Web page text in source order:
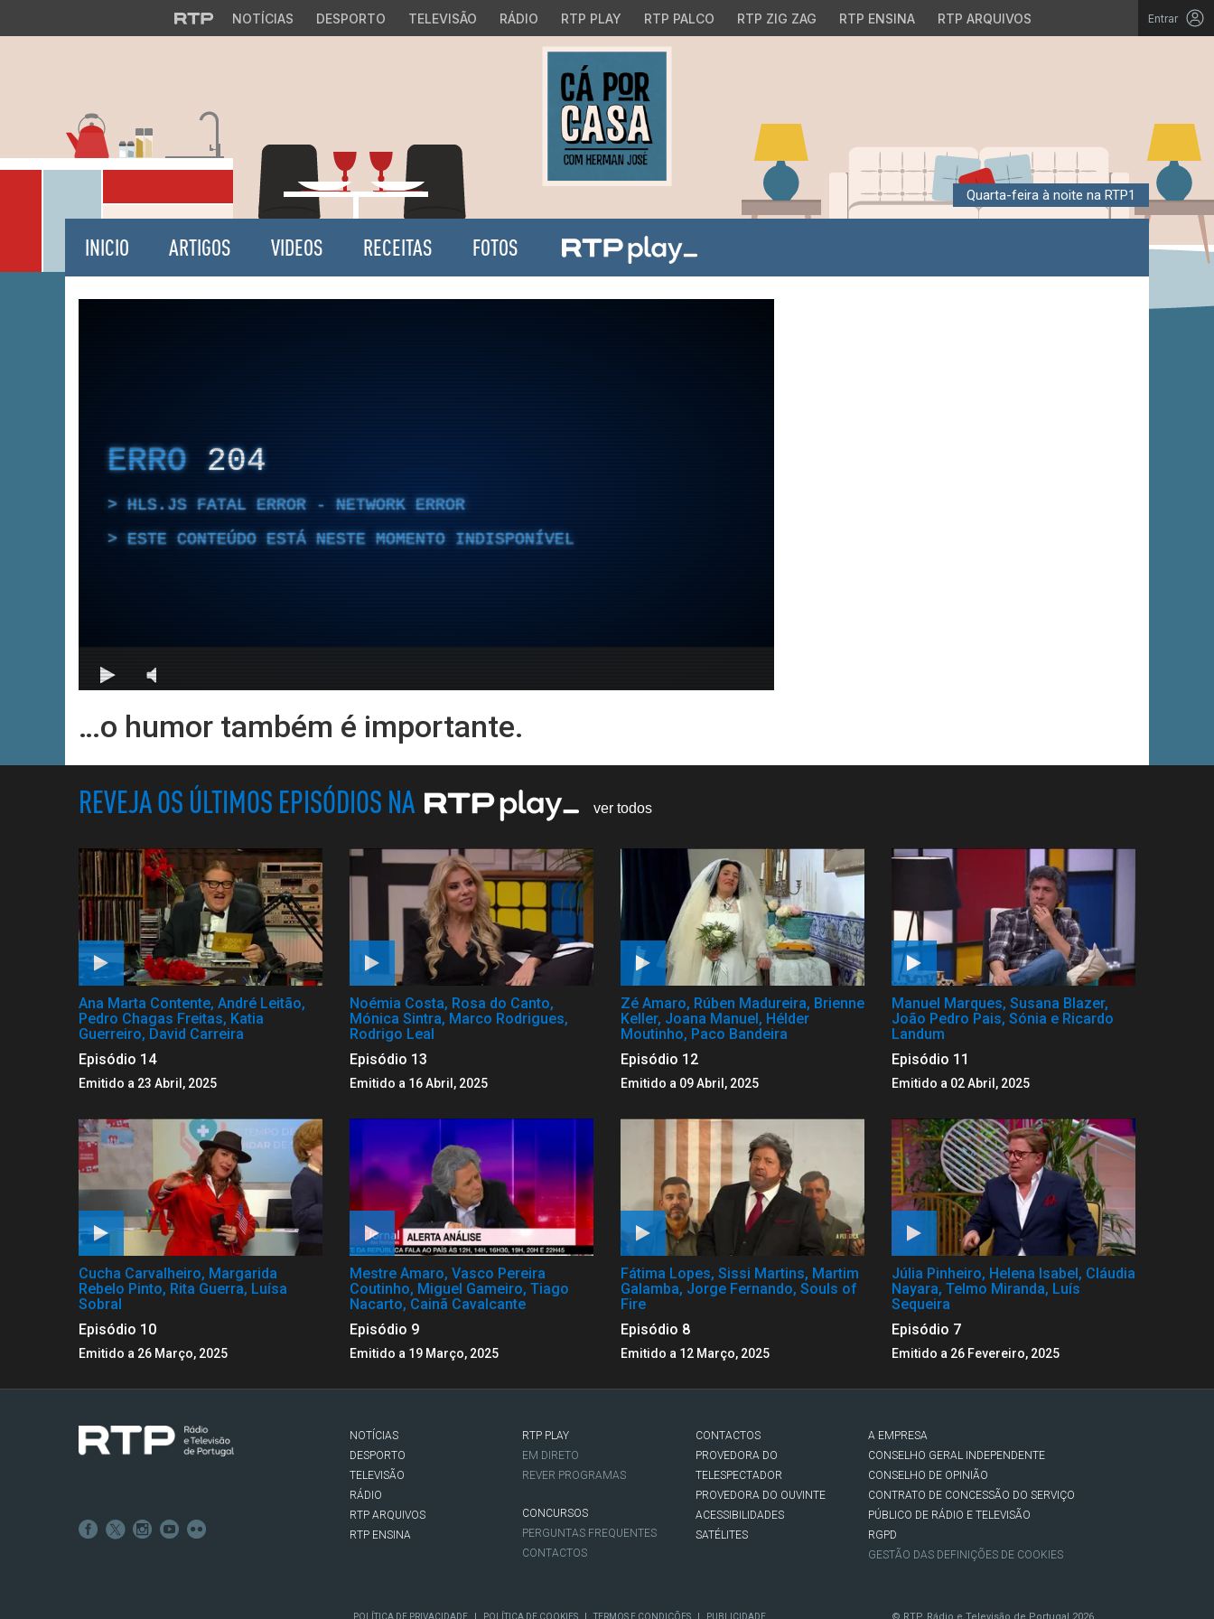
NOTÍCIAS DESPORTO TELEVISÃO RÁDIO RTP PLAY RTP PALCO RTP ZIG ZAG RTP ENSINA RTP ARQUIVOS Entrar
Quarta-feira à noite na RTP1
INICIO ARTIGOS VIDEOS RECEITAS FOTOS
…o humor também é importante.
REVEJA OS ÚLTIMOS EPISÓDIOS NA ver todos
Ana Marta Contente, André Leitão,
Pedro Chagas Freitas, Katia
Guerreiro, David Carreira
Episódio 14
Emitido a 23 Abril, 2025
Noémia Costa, Rosa do Canto,
Mónica Sintra, Marco Rodrigues,
Rodrigo Leal
Episódio 13
Emitido a 16 Abril, 2025
Zé Amaro, Rúben Madureira, Brienne
Keller, Joana Manuel, Hélder
Moutinho, Paco Bandeira
Episódio 12
Emitido a 09 Abril, 2025
Manuel Marques, Susana Blazer,
João Pedro Pais, Sónia e Ricardo
Landum
Episódio 11
Emitido a 02 Abril, 2025
Cucha Carvalheiro, Margarida
Rebelo Pinto, Rita Guerra, Luísa
Sobral
Episódio 10
Emitido a 26 Março, 2025
Mestre Amaro, Vasco Pereira
Coutinho, Miguel Gameiro, Tiago
Nacarto, Cainã Cavalcante
Episódio 9
Emitido a 19 Março, 2025
Fátima Lopes, Sissi Martins, Martim
Galamba, Jorge Fernando, Souls of
Fire
Episódio 8
Emitido a 12 Março, 2025
Júlia Pinheiro, Helena Isabel, Cláudia
Nayara, Telmo Miranda, Luís
Sequeira
Episódio 7
Emitido a 26 Fevereiro, 2025
NOTÍCIAS
DESPORTO
TELEVISÃO
RÁDIO
RTP ARQUIVOS
RTP ENSINA
RTP PLAY
EM DIRETO
REVER PROGRAMAS
CONCURSOS
PERGUNTAS FREQUENTES
CONTACTOS
CONTACTOS
PROVEDORA DO
TELESPECTADOR
PROVEDORA DO OUVINTE
ACESSIBILIDADES
SATÉLITES
A EMPRESA
CONSELHO GERAL INDEPENDENTE
CONSELHO DE OPINIÃO
CONTRATO DE CONCESSÃO DO SERVIÇO
PÚBLICO DE RÁDIO E TELEVISÃO
RGPD
GESTÃO DAS DEFINIÇÕES DE COOKIES
POLÍTICA DE PRIVACIDADE POLÍTICA DE COOKIES TERMOS E CONDIÇÕES PUBLICIDADE